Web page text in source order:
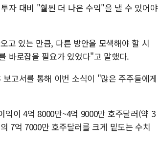
자 대비 "훨씬 더 나은 수익"을 낼 수 있어야
고 있는 만큼, 다른 방안을 모색해야 할 시
바로잡을 필요가 있었다"고 말했다.
고서를 통해 이번 소식이 "많은 주주들에게
이 4억 8000만~4억 9000만 호주달러(약 3
7억 7000만 호주달러를 크게 밑도는 수치